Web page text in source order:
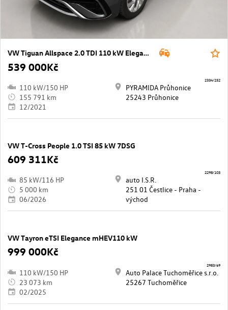
VW Tiguan Allspace 2.0 TDI 110 kW Elegance 7DSG
539 000Kč
110 kW/150 HP
155 791 km
12/2021
PYRAMIDA Průhonice
25243 Průhonice
2334/252
VW T-Cross People 1.0 TSI 85 kW 7DSG
609 311Kč
85 kW/116 HP
5 000 km
06/2026
auto I.S.R.
251 01 Čestlice - Praha -
východ
2298/103
VW Tayron eTSI Elegance mHEV110 kW
999 000Kč
110 kW/150 HP
23 073 km
02/2025
Auto Palace Tuchoměřice s.r.o.
25267 Tuchoměřice
2983/69